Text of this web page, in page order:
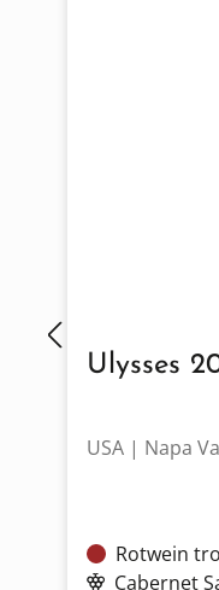
Ulysses
USA | Napa
Rotwein
Cabernet